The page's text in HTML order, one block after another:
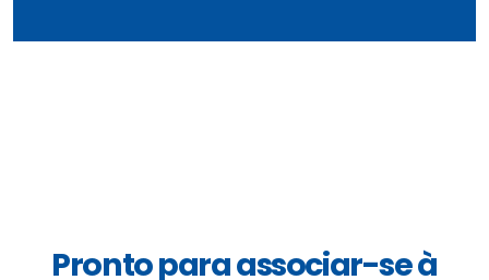
Pronto para associar-se à